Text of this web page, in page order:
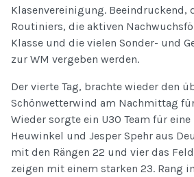
Klasenvereinigung. Beeindruckend,
Routiniers, die aktiven
Klasse und die vielen Sonder- und
zur WM vergeben werden.
Der vierte Tag, brachte wieder den
Schönwetterwind am Nachmittag
Wieder sorgte ein U30 Team für
Heuwinkel und Jesper Spehr aus
mit den Rängen 22 und vier das
zeigen mit einem starken 23. Rang